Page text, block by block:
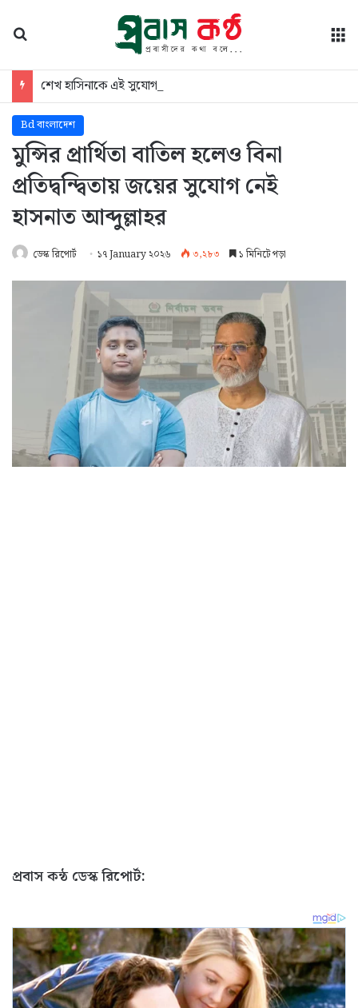
Bd বাংলাদেশ
মুন্সির প্রার্থিতা বাতিল হলেও বিনা
প্রতিদ্বন্দ্বিতায় জয়ের সুযোগ নেই
হাসনাত আব্দুল্লাহর
ডেস্ক রিপোর্ট ১৭ January ২০২৬ ৩,২৮৩ ১ মিনিটে পড়া
প্রবাস কন্ঠ ডেস্ক রিপোর্ট: